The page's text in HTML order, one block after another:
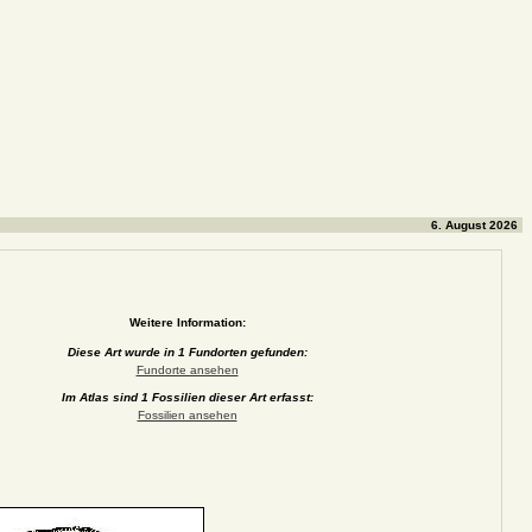
6. August 2026
Weitere Information:
Diese Art wurde in 1 Fundorten gefunden:
Fundorte ansehen
Im Atlas sind 1 Fossilien dieser Art erfasst:
Fossilien ansehen